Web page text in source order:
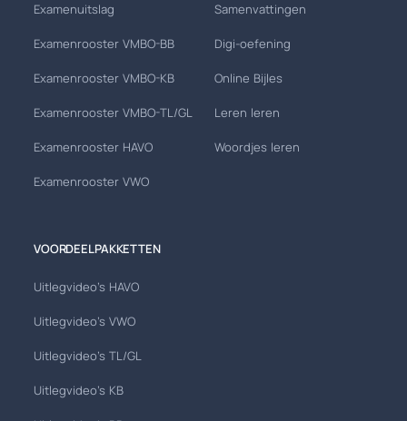
Examenuitslag
Examenrooster VMBO-BB
Examenrooster VMBO-KB
Examenrooster VMBO-TL/GL
Examenrooster HAVO
Examenrooster VWO
Samenvattingen
Digi-oefening
Online Bijles
Leren leren
Woordjes leren
VOORDEELPAKKETTEN
Uitlegvideo's HAVO
Uitlegvideo's VWO
Uitlegvideo's TL/GL
Uitlegvideo's KB